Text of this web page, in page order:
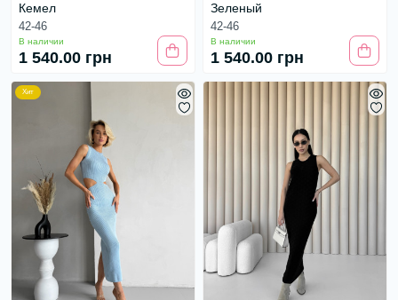
Кемел
42-46
В наличии
1 540.00 грн
Зеленый
42-46
В наличии
1 540.00 грн
Хит